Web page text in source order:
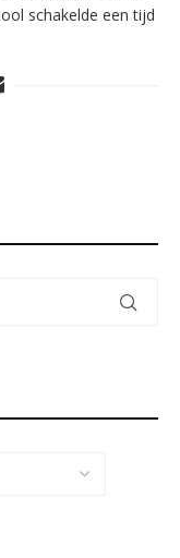
schakelde een tijd